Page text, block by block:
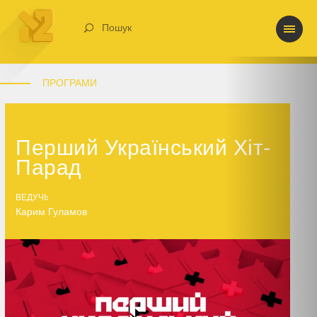
Пошук
ПРОГРАМИ
Перший Український Хіт-
Парад
ВЕДУЧІ:
Карим Гуламов